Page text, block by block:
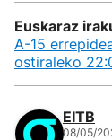
Euskaraz
A-15
ostiraleko
EITB
08/05/